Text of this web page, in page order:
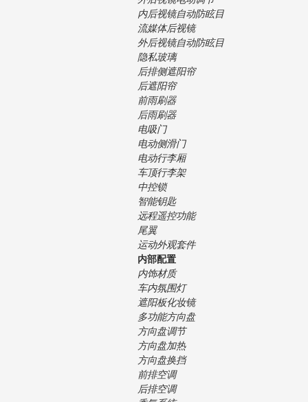
内后视镜自动防眩目
流媒体后视镜
外后视镜自动防眩目
隐私玻璃
后排侧遮阳帘
后遮阳帘
前雨刷器
后雨刷器
电吸门
电动侧滑门
电动行李厢
车顶行李架
中控锁
智能钥匙
远程遥控功能
尾翼
运动外观套件
内部配置
内饰材质
车内氛围灯
遮阳板化妆镜
多功能方向盘
方向盘调节
方向盘加热
方向盘换挡
前排空调
后排空调